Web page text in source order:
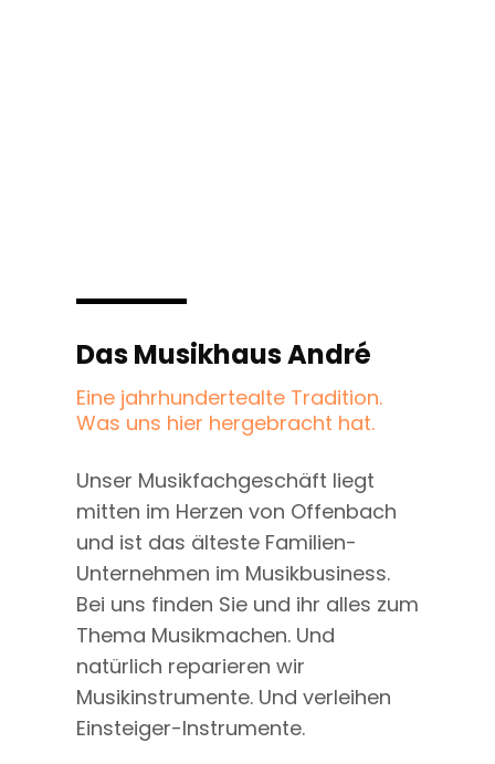
Das Musikhaus André
Eine jahrhundertealte Tradition.
Was uns hier hergebracht hat.
Unser Musikfachgeschäft liegt
mitten im Herzen von Offenbach
und ist das älteste Familien-
Unternehmen im Musikbusiness.
Bei uns finden Sie und ihr alles zum
Thema Musikmachen. Und
natürlich reparieren wir
Musikinstrumente. Und verleihen
Einsteiger-Instrumente.